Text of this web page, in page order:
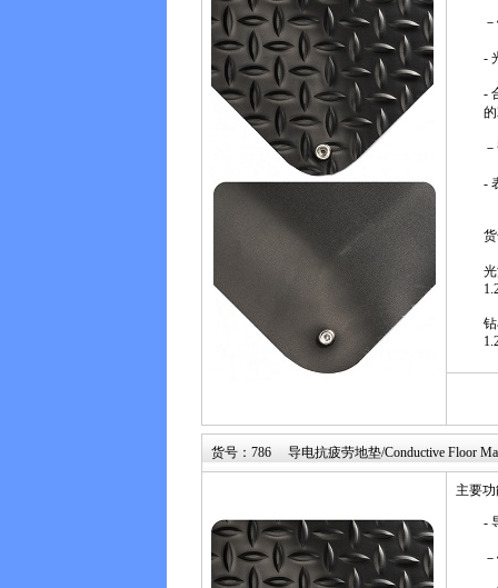
-
-
-
货号：786 导电抗疲劳地垫/Conductive Floor
主要
-